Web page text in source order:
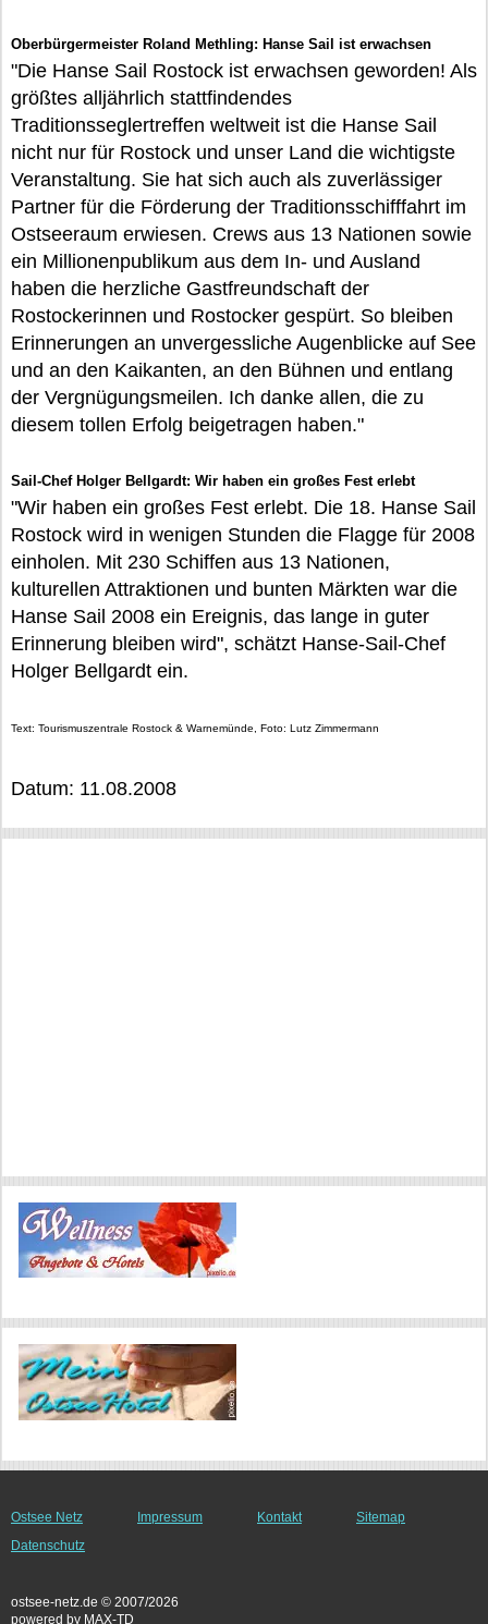
Oberbürgermeister Roland Methling: Hanse Sail ist erwachsen
"Die Hanse Sail Rostock ist erwachsen geworden! Als
größtes alljährlich stattfindendes
Traditionsseglertreffen weltweit ist die Hanse Sail
nicht nur für Rostock und unser Land die wichtigste
Veranstaltung. Sie hat sich auch als zuverlässiger
Partner für die Förderung der Traditionsschifffahrt im
Ostseeraum erwiesen. Crews aus 13 Nationen sowie
ein Millionenpublikum aus dem In- und Ausland
haben die herzliche Gastfreundschaft der
Rostockerinnen und Rostocker gespürt. So bleiben
Erinnerungen an unvergessliche Augenblicke auf See
und an den Kaikanten, an den Bühnen und entlang
der Vergnügungsmeilen. Ich danke allen, die zu
diesem tollen Erfolg beigetragen haben."
Sail-Chef Holger Bellgardt: Wir haben ein großes Fest erlebt
"Wir haben ein großes Fest erlebt. Die 18. Hanse Sail
Rostock wird in wenigen Stunden die Flagge für 2008
einholen. Mit 230 Schiffen aus 13 Nationen,
kulturellen Attraktionen und bunten Märkten war die
Hanse Sail 2008 ein Ereignis, das lange in guter
Erinnerung bleiben wird", schätzt Hanse-Sail-Chef
Holger Bellgardt ein.
Text: Tourismuszentrale Rostock & Warnemünde, Foto: Lutz Zimmermann
Datum: 11.08.2008
Ostsee Netz Impressum Kontakt
Sitemap
Datenschutz
ostsee-netz.de © 2007/2026
powered by MAX-TD